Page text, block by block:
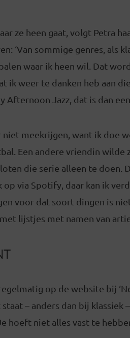
ze heen gaat, volgt Petra
‘Van sommige genres, als
waar ik heen wil. Dat
ik weer te danken heb aan
Afternoon Jazz, dat is dan
niet meekrijgen, want ik doe
Een andere vriendin wilde
die serie alleen te doen.
op via Spotify, daar kan ik
voor dat soort dingen is
lijstjes met namen van
op de website bij
– anders dan bij klassiek
hoeft niet alles vast te